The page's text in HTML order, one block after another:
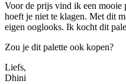
Voor de prijs vind ik een mooie
hoeft je niet te klagen. Met dit
eigen ooglooks. Ik kocht dit
Zou je dit palette ook kopen?
Liefs,
Dhini